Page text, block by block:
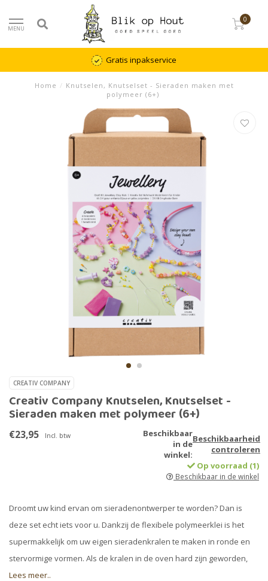
MENU
0
Gratis inpakservice
Home / Knutselen, Knutselset - Sieraden maken met
polymeer (6+)
CREATIV COMPANY
Creativ Company Knutselen, Knutselset -
Sieraden maken met polymeer (6+)
€23,95 Incl. btw
Beschikbaar
in de
winkel:
Beschikbaarheid
controleren
Op voorraad (1)
Beschikbaar in de winkel
Droomt uw kind ervan om sieradenontwerper te worden? Dan is
deze set echt iets voor u. Dankzij de flexibele polymeerklei is het
supermakkelijk om uw eigen sieradenkralen te maken in ronde en
stervormige vormen. Als de kralen in de oven hard zijn geworden,
Lees meer..